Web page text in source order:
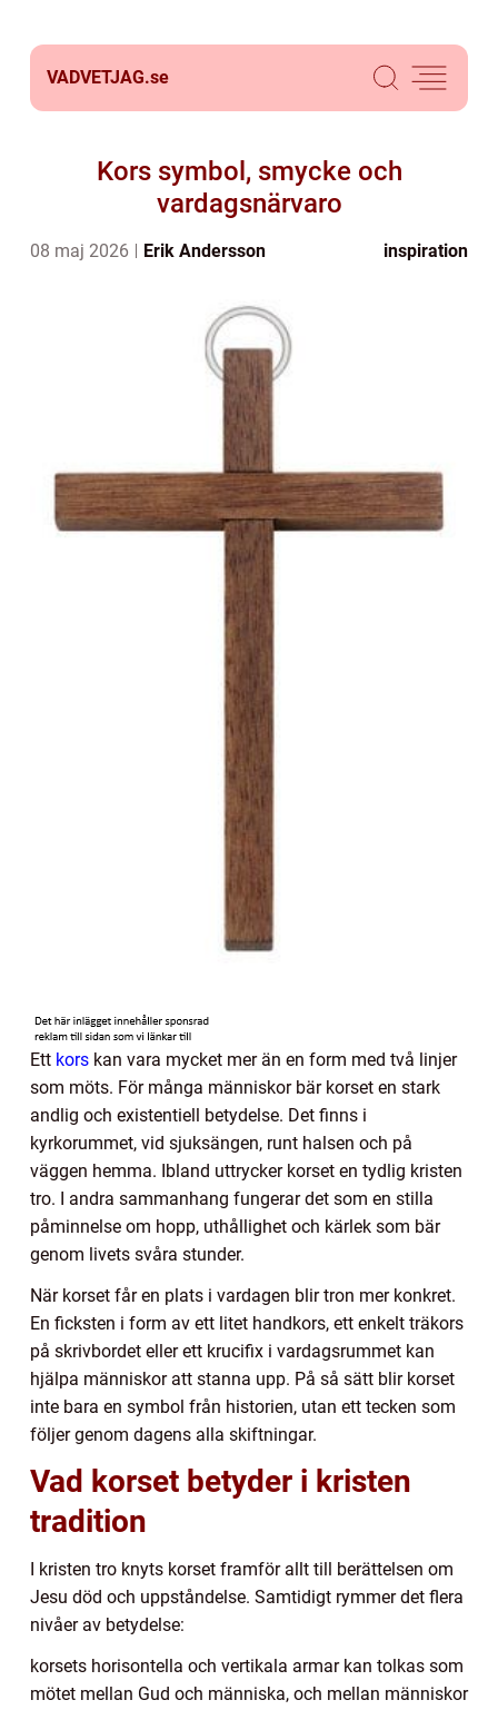
VADVETJAG.se
Kors symbol, smycke och
vardagsnärvaro
08 maj 2026 Erik Andersson inspiration
Ett kors kan vara mycket mer än en form med två linjer
som möts. För många människor bär korset en stark
andlig och existentiell betydelse. Det finns i
kyrkorummet, vid sjuksängen, runt halsen och på
väggen hemma. Ibland uttrycker korset en tydlig kristen
tro. I andra sammanhang fungerar det som en stilla
påminnelse om hopp, uthållighet och kärlek som bär
genom livets svåra stunder.
När korset får en plats i vardagen blir tron mer konkret.
En ficksten i form av ett litet handkors, ett enkelt träkors
på skrivbordet eller ett krucifix i vardagsrummet kan
hjälpa människor att stanna upp. På så sätt blir korset
inte bara en symbol från historien, utan ett tecken som
följer genom dagens alla skiftningar.
Vad korset betyder i kristen
tradition
I kristen tro knyts korset framför allt till berättelsen om
Jesu död och uppståndelse. Samtidigt rymmer det flera
nivåer av betydelse:
korsets horisontella och vertikala armar kan tolkas som
mötet mellan Gud och människa, och mellan människor